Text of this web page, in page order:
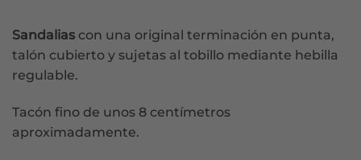
26,99€.13,99€.
Sandalias con una original terminación en punta,
talón cubierto y sujetas al tobillo mediante hebilla
regulable.
Tacón fino de unos 8 centímetros
aproximadamente.